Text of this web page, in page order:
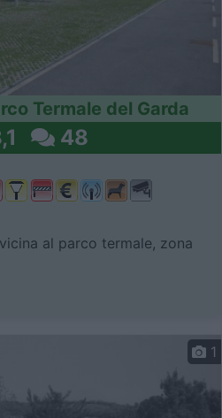
Termale del Garda
48
al parco termale, zona
1